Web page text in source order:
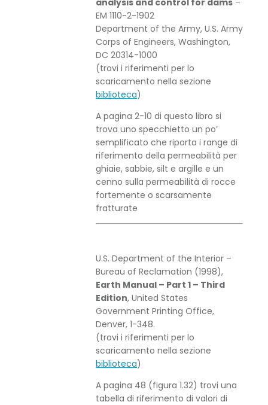
analysis and control for dams –
EM 1110-2-1902
Department of the Army, U.S. Army
Corps of Engineers, Washington,
DC 20314-1000
(trovi i riferimenti per lo
scaricamento nella sezione
biblioteca)
A pagina 2-10 di questo libro si
trova uno specchietto un po’
semplificato che riporta i range di
riferimento della permeabilità per
ghiaie, sabbie, silt e argille e un
cenno sulla permeabilità di rocce
fortemente o scarsamente
fratturate
U.S. Department of the Interior –
Bureau of Reclamation (1998),
Earth Manual – Part 1 – Third
Edition, United States
Government Printing Office,
Denver, 1-348.
(trovi i riferimenti per lo
scaricamento nella sezione
biblioteca)
A pagina 48 (figura 1.32) trovi una
tabella di riferimento di valori di